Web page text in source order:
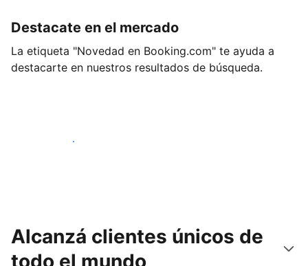
Destacate en el mercado
La etiqueta "Novedad en Booking.com" te ayuda a
destacarte en nuestros resultados de búsqueda.
Empezá hoy mismo
Alcanzá clientes únicos de
todo el mundo